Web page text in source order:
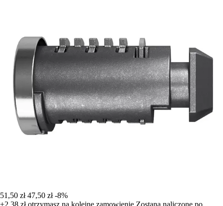
51,50 zł 47,50 zł -8%
+2,38 złotrzymasz na kolejne zamowienie Zostana naliczone po